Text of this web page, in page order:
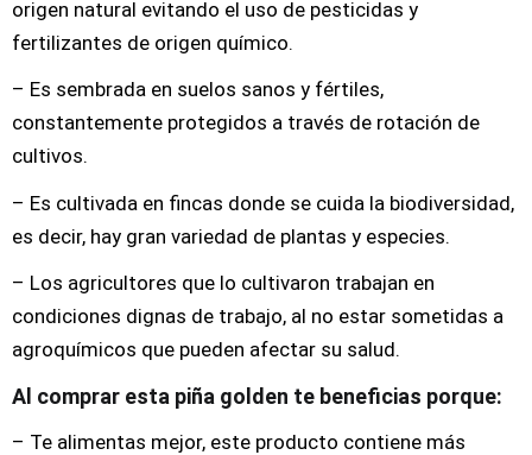
origen natural evitando el uso de pesticidas y
fertilizantes de origen químico.
– Es sembrada en suelos sanos y fértiles,
constantemente protegidos a través de rotación de
cultivos.
– Es cultivada en fincas donde se cuida la biodiversidad,
es decir, hay gran variedad de plantas y especies.
– Los agricultores que lo cultivaron trabajan en
condiciones dignas de trabajo, al no estar sometidas a
agroquímicos que pueden afectar su salud.
Al comprar esta piña golden te beneficias porque:
– Te alimentas mejor, este producto contiene más